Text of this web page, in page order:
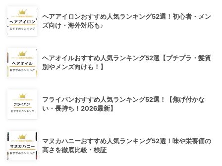
ヘアアイロンおすすめ人気ランキング52選！初心者・メン
ズ向け・海外対応も♪
ヘアオイルおすすめ人気ランキング52選【プチプラ・髪質
別やメンズ向けも！】
フライパンおすすめ人気ランキング52選！【焦げ付かな
い・長持ち！2026最新】
マヌカハニーおすすめ人気ランキング52選！味や栄養価の
高さを徹底比較・検証